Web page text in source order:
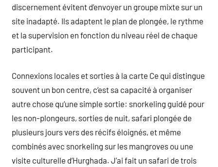
discernement évitent d’envoyer un groupe mixte sur un
site inadapté. Ils adaptent le plan de plongée, le rythme
et la supervision en fonction du niveau réel de chaque
participant.
Connexions locales et sorties à la carte Ce qui distingue
souvent un bon centre, c’est sa capacité à organiser
autre chose qu’une simple sortie: snorkeling guidé pour
les non-plongeurs, sorties de nuit, safari plongée de
plusieurs jours vers des récifs éloignés, et même
combinés avec snorkeling sur les mangroves ou une
visite culturelle d’Hurghada. J’ai fait un safari de trois